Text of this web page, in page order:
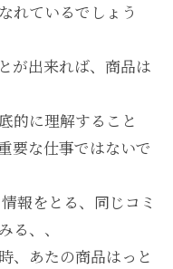
れているでしょう
が出来れば、商品は
的に理解すること
要な仕事ではないで
報をとる、同じコミ
る、、
、あたの商品はっと